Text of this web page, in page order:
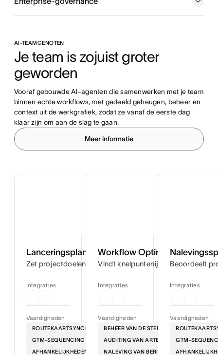
AI-TEAMGENOTEN
Je team is zojuist groter
geworden
Vooraf gebouwde AI-agenten die samenwerken met je team
binnen echte workflows, met gedeeld geheugen, beheer en
context uit de werkgrafiek, zodat ze vanaf de eerste dag
klaar zijn om aan de slag te gaan.
Meer informatie
Lanceringsplanner
Zet projectdoelen om in stapsgewijze tijdlijnen, zodat je
Vaardigheden
ROUTEKAARTSYNCHRONISATIE
GTM-SEQUENCING
AFHANKELIJKHEDEN IN KAART BRENGEN
Integraties
Workflow Optimizer
Vindt knelpunten in je workflows
Vaardigheden
BEHEER VAN DE STEM
AUDITING VAN ARTEFACTEN
NALEVING VAN BERICHTEN
Integraties
Beoordeelt
Vaardigheden
GTM-
Integraties